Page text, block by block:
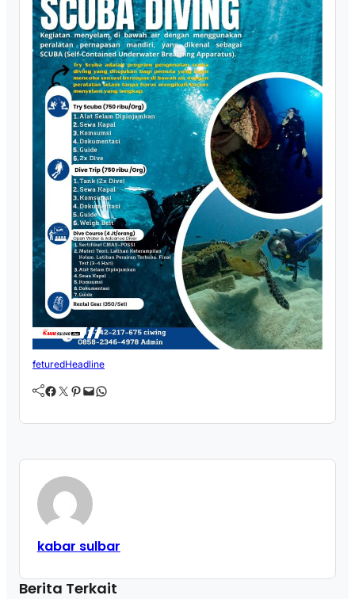
feturedHeadline
Facebook Twitter Pinterest Mail WhatsApp
kabar sulbar
Berita Terkait